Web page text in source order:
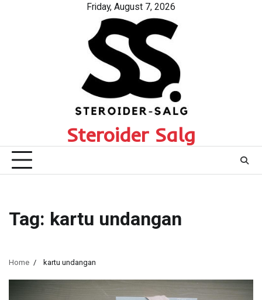
Friday, August 7, 2026
Steroider Salg
Tag: kartu undangan
Home kartu undangan